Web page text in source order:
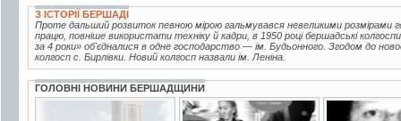
З ІСТОРІЇ БЕРШАДІ
Проте дальший розвиток певною мірою гальмувався невеликими розмірами
працю, повніше використати техніку й кадри, в 1950 році бершадські
за 4 роки» об'єдналися в одне господарство — ім. Будьонного. Згодом до
колгосп с. Бирлівки. Новий колгосп назвали ім. Леніна.
ГОЛОВНІ НОВИНИ БЕРШАДЩИНИ